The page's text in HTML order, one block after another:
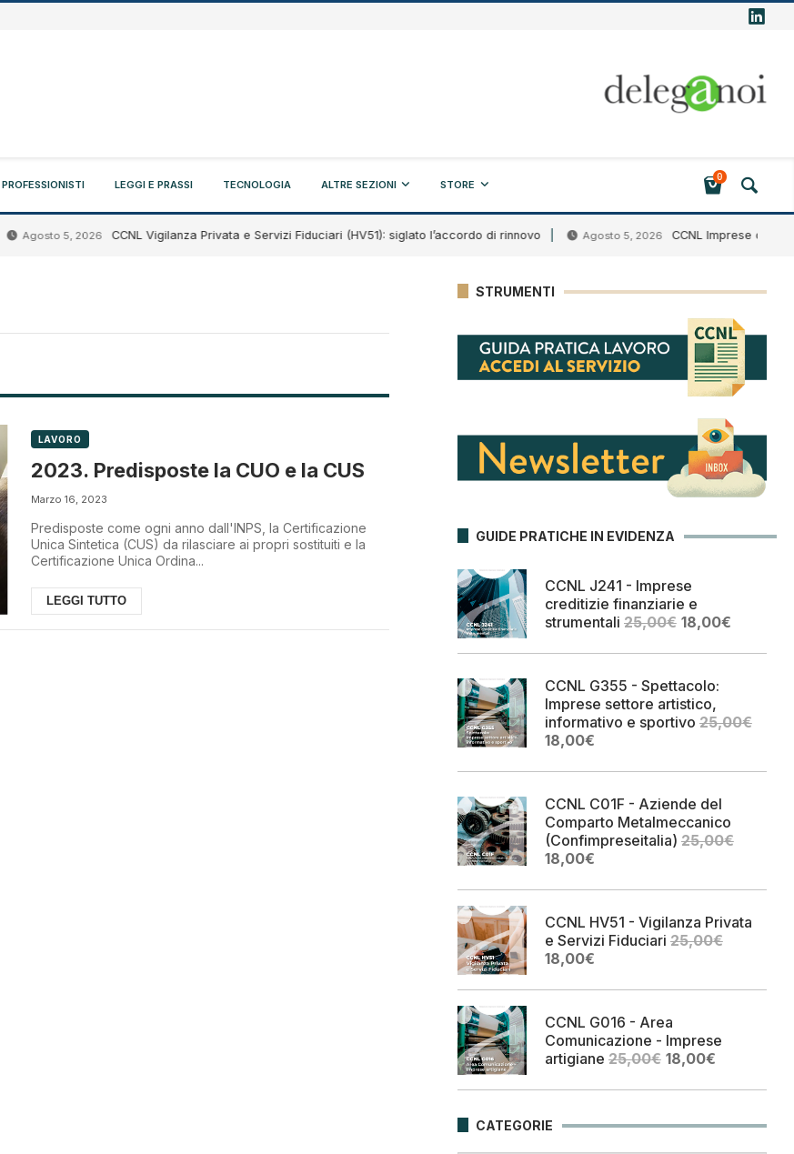
PROFESSIONISTI LEGGI E PRASSI TECNOLOGIA ALTRE SEZIONI STORE
0
Agosto 5, 2026 CCNL Vigilanza Privata e Servizi Fiduciari (HV51): siglato l’accordo di rinnovo Agosto 5, 2026 CCNL Imprese creditizie
LAVORO
2023. Predisposte la CUO e la CUS
Marzo 16, 2023
Predisposte come ogni anno dall'INPS, la Certificazione
Unica Sintetica (CUS) da rilasciare ai propri sostituiti e la
Certificazione Unica Ordina...
LEGGI TUTTO
STRUMENTI
GUIDE PRATICHE IN EVIDENZA
CCNL J241 - Imprese
creditizie finanziarie e
strumentali 25,00€ Il
originale
25,00€.
18,00€Il
attuale
CCNL G355 - Spettacolo:
Imprese settore artistico,
informativo e sportivo 25,00€
Il
originale
25,00€.
18,00€Il
attuale
18,00€.
CCNL C01F - Aziende del
Comparto Metalmeccanico
(Confimpreseitalia) 25,00€
Il
originale
25,00€.
18,00€Il
attuale
18,00€.
CCNL HV51 - Vigilanza Privata
e Servizi Fiduciari 25,00€
Il
originale
25,00€.
18,00€Il
attuale
18,00€.
CCNL G016 - Area
Comunicazione - Imprese
artigiane 25,00€ Il
originale
25,00€.
18,00€Il
attuale
18,00€.
CATEGORIE